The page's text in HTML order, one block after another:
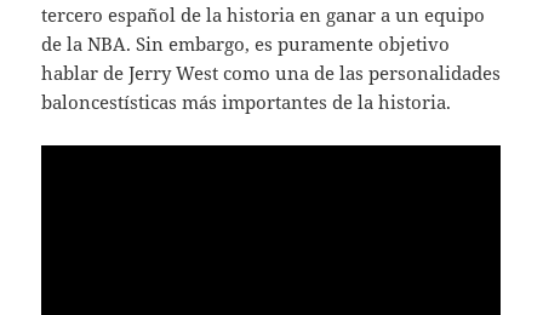
tercero español de la historia en ganar a un equipo
de la NBA. Sin embargo, es puramente objetivo
hablar de Jerry West como una de las personalidades
baloncestísticas más importantes de la historia.